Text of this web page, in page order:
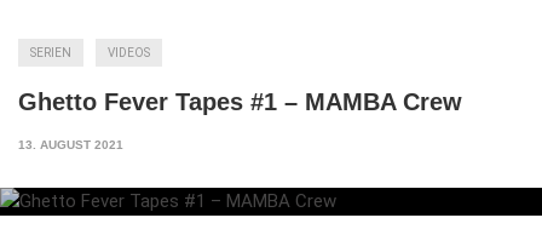
SERIEN VIDEOS
Ghetto Fever Tapes #1 – MAMBA Crew
13. AUGUST 2021